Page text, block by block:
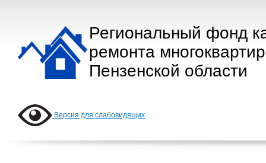
Региональный фонд
ремонта
Пензенской области
Версия для слабовидящих